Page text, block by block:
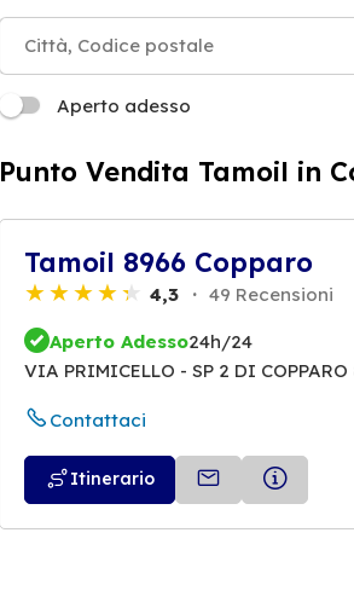
Aperto adesso
Punto Vendita Tamoil in
Tamoil 8966 Copparo
4,3 49 Recensioni
Aperto Adesso24h/24
VIA PRIMICELLO - SP 2 DI
Contattaci
Itinerario